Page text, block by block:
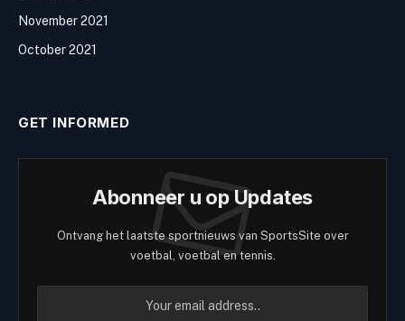
November 2021
October 2021
GET INFORMED
Abonneer u op Updates
Ontvang het laatste sportnieuws van SportsSite over
voetbal, voetbal en tennis.